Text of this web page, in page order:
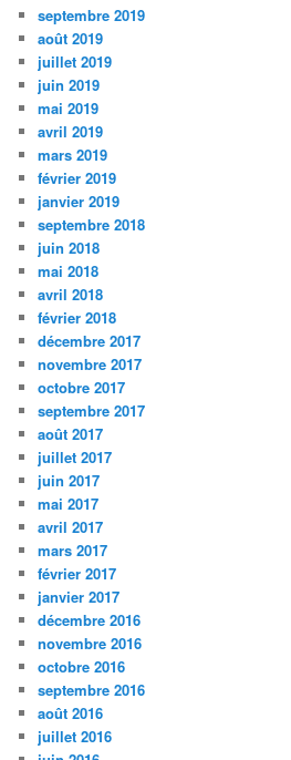
septembre 2019
août 2019
juillet 2019
juin 2019
mai 2019
avril 2019
mars 2019
février 2019
janvier 2019
septembre 2018
juin 2018
mai 2018
avril 2018
février 2018
décembre 2017
novembre 2017
octobre 2017
septembre 2017
août 2017
juillet 2017
juin 2017
mai 2017
avril 2017
mars 2017
février 2017
janvier 2017
décembre 2016
novembre 2016
octobre 2016
septembre 2016
août 2016
juillet 2016